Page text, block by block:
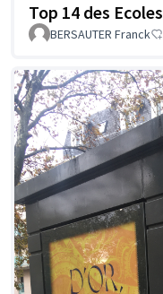
Top 14 des
BERSAUTER Franck